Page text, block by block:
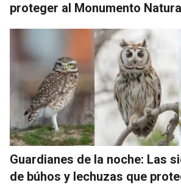
proteger al Monumento
Guardianes de la noche: Las
de búhos y lechuzas que